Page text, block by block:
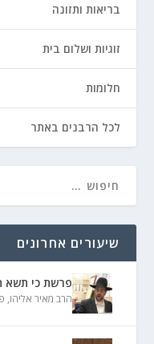
בריאות ותזונה
זוגיות ושלום בית
חלומות
לכל הרבנים באתר
שיעורים אחרונים
פרשת כי תשא
הרב מאיר אליהו,